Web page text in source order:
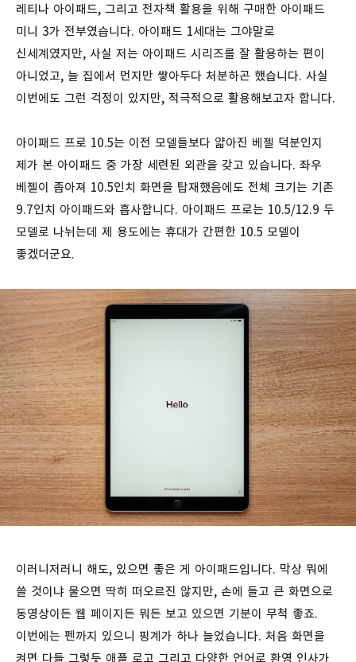
레티나 아이패드, 그리고 전자책 활용을 위해 구매한 아이패드
미니 3가 전부였습니다. 아이패드 1세대는 그야말로
신세계였지만, 사실 저는 아이패드 시리즈를 잘 활용하는 편이
아니었고, 늘 집에서 먼지만 쌓아두다 처분하곤 했습니다. 사실
이번에도 그런 걱정이 있지만, 적극적으로 활용해보고자 합니다.
아이패드 프로 10.5는 이전 모델들보다 얇아진 베젤 덕분인지
제가 본 아이패드 중 가장 세련된 외관을 갖고 있습니다. 좌우
베젤이 좁아져 10.5인치 화면을 탑재했음에도 전체 크기는 기존
9.7인치 아이패드와 흡사합니다. 아이패드 프로는 10.5/12.9 두
모델로 나뉘는데 제 용도에는 휴대가 간편한 10.5 모델이
좋겠더군요.
이러니저러니 해도, 있으면 좋은 게 아이패드입니다. 막상 뭐에
쓸 것이냐 물으면 딱히 떠오르진 않지만, 손에 들고 큰 화면으로
동영상이든 웹 페이지든 뭐든 보고 있으면 기분이 무척 좋죠.
이번에는 펜까지 있으니 핑계가 하나 늘었습니다. 처음 화면을
켜면 다들 그렇듯 애플 로고 그리고 다양한 언어로 환영 인사가